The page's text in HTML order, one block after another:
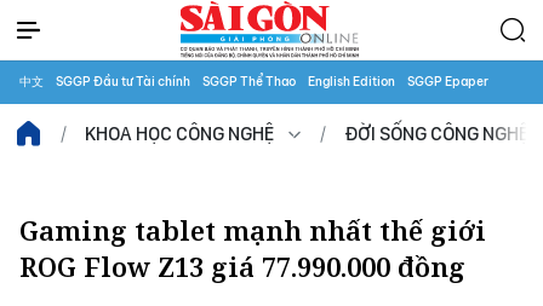
中文 SGGP Đầu tư Tài chính SGGP Thể Thao English Edition SGGP Epaper
KHOA HỌC CÔNG NGHỆ ĐỜI SỐNG CÔNG NGHỆ
Gaming tablet mạnh nhất thế giới
ROG Flow Z13 giá 77.990.000 đồng